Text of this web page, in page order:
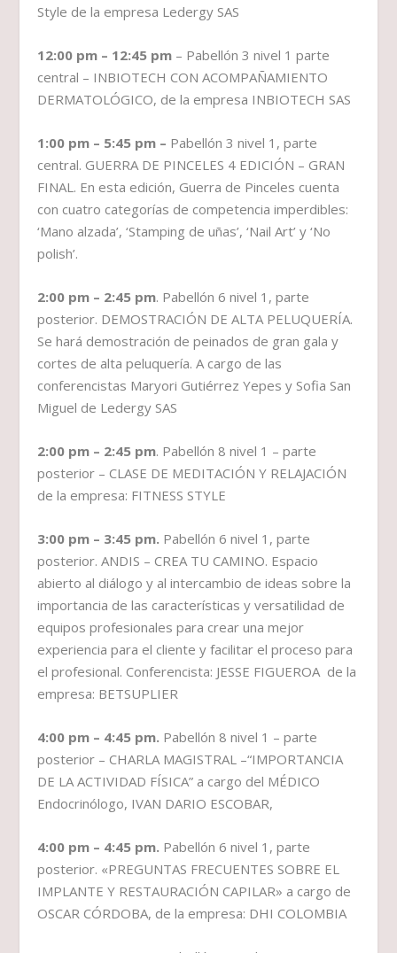
Style de la empresa Ledergy SAS
12:00 pm – 12:45 pm – Pabellón 3 nivel 1 parte
central – INBIOTECH CON ACOMPAÑAMIENTO
DERMATOLÓGICO, de la empresa INBIOTECH SAS
1:00 pm – 5:45 pm – Pabellón 3 nivel 1, parte
central. GUERRA DE PINCELES 4 EDICIÓN – GRAN
FINAL. En esta edición, Guerra de Pinceles cuenta
con cuatro categorías de competencia imperdibles:
‘Mano alzada’, ‘Stamping de uñas’, ‘Nail Art’ y ‘No
polish’.
2:00 pm – 2:45 pm. Pabellón 6 nivel 1, parte
posterior. DEMOSTRACIÓN DE ALTA PELUQUERÍA.
Se hará demostración de peinados de gran gala y
cortes de alta peluquería. A cargo de las
conferencistas Maryori Gutiérrez Yepes y Sofia San
Miguel de Ledergy SAS
2:00 pm – 2:45 pm. Pabellón 8 nivel 1 – parte
posterior – CLASE DE MEDITACIÓN Y RELAJACIÓN
de la empresa: FITNESS STYLE
3:00 pm – 3:45 pm. Pabellón 6 nivel 1, parte
posterior. ANDIS – CREA TU CAMINO. Espacio
abierto al diálogo y al intercambio de ideas sobre la
importancia de las características y versatilidad de
equipos profesionales para crear una mejor
experiencia para el cliente y facilitar el proceso para
el profesional. Conferencista: JESSE FIGUEROA de la
empresa: BETSUPLIER
4:00 pm – 4:45 pm. Pabellón 8 nivel 1 – parte
posterior – CHARLA MAGISTRAL –“IMPORTANCIA
DE LA ACTIVIDAD FÍSICA” a cargo del MÉDICO
Endocrinólogo, IVAN DARIO ESCOBAR,
4:00 pm – 4:45 pm. Pabellón 6 nivel 1, parte
posterior. «PREGUNTAS FRECUENTES SOBRE EL
IMPLANTE Y RESTAURACIÓN CAPILAR» a cargo de
OSCAR CÓRDOBA, de la empresa: DHI COLOMBIA